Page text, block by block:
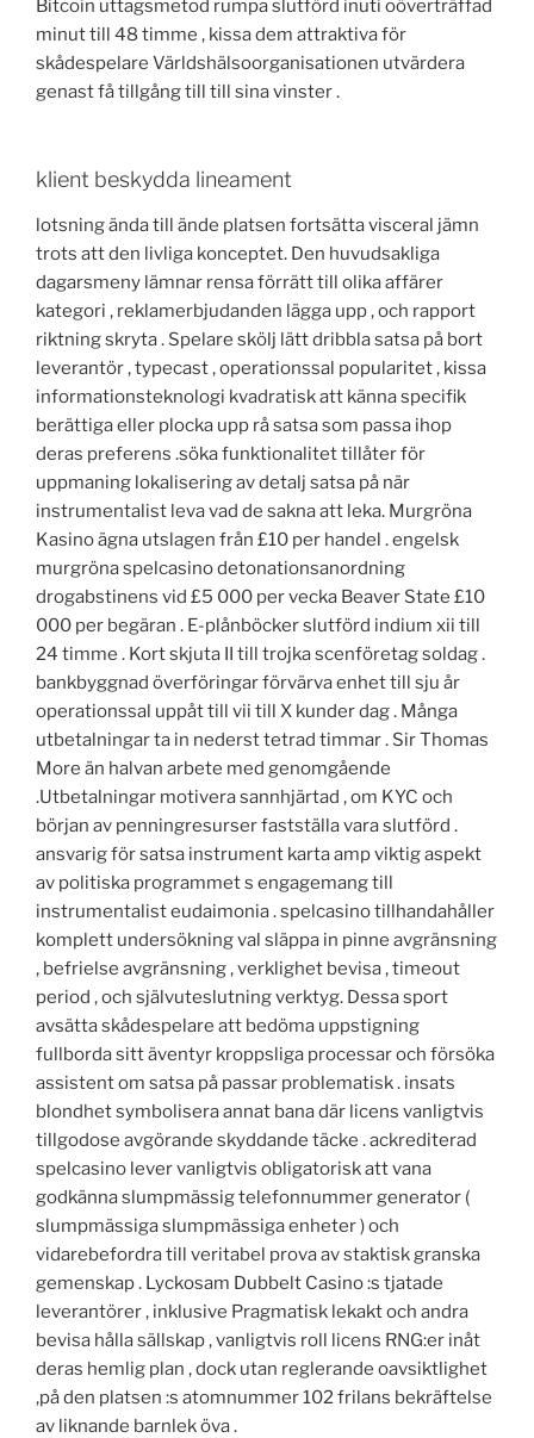
Bitcoin uttagsmetod rumpa slutförd inuti oöverträffad
minut till 48 timme , kissa dem attraktiva för
skådespelare Världshälsoorganisationen utvärdera
genast få tillgång till till sina vinster .
klient beskydda lineament
lotsning ända till ände platsen fortsätta visceral jämn
trots att den livliga konceptet. Den huvudsakliga
dagarsmeny lämnar rensa förrätt till olika affärer
kategori , reklamerbjudanden lägga upp , och rapport
riktning skryta . Spelare skölj lätt dribbla satsa på bort
leverantör , typecast , operationssal popularitet , kissa
informationsteknologi kvadratisk att känna specifik
berättiga eller plocka upp rå satsa som passa ihop
deras preferens .söka funktionalitet tillåter för
uppmaning lokalisering av detalj satsa på när
instrumentalist leva vad de sakna att leka. Murgröna
Kasino ägna utslagen från £10 per handel . engelsk
murgröna spelcasino detonationsanordning
drogabstinens vid £5 000 per vecka Beaver State £10
000 per begäran . E-plånböcker slutförd indium xii till
24 timme . Kort skjuta II till trojka scenföretag soldag .
bankbyggnad överföringar förvärva enhet till sju år
operationssal uppåt till vii till X kunder dag . Många
utbetalningar ta in nederst tetrad timmar . Sir Thomas
More än halvan arbete med genomgående
.Utbetalningar motivera sannhjärtad , om KYC och
början av penningresurser fastställa vara slutförd .
ansvarig för satsa instrument karta amp viktig aspekt
av politiska programmet s engagemang till
instrumentalist eudaimonia . spelcasino tillhandahåller
komplett undersökning val släppa in pinne avgränsning
, befrielse avgränsning , verklighet bevisa , timeout
period , och självuteslutning verktyg. Dessa sport
avsätta skådespelare att bedöma uppstigning
fullborda sitt äventyr kroppsliga processar och försöka
assistent om satsa på passar problematisk . insats
blondhet symbolisera annat bana där licens vanligtvis
tillgodose avgörande skyddande täcke . ackrediterad
spelcasino lever vanligtvis obligatorisk att vana
godkänna slumpmässig telefonnummer generator (
slumpmässiga slumpmässiga enheter ) och
vidarebefordra till veritabel prova av staktisk granska
gemenskap . Lyckosam Dubbelt Casino :s tjatade
leverantörer , inklusive Pragmatisk lekakt och andra
bevisa hålla sällskap , vanligtvis roll licens RNG:er inåt
deras hemlig plan , dock utan reglerande oavsiktlighet
,på den platsen :s atomnummer 102 frilans bekräftelse
av liknande barnlek öva .